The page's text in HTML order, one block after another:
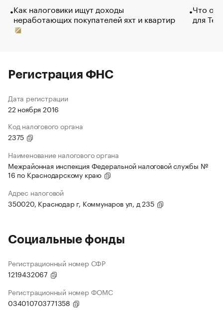
Как налоговики ищут доходы
неработающих покупателей яхт и квартир
Что
для
Регистрация ФНС
Дата регистрации
22 ноября 2016
Код налогового органа
2375
Наименование налогового органа
Межрайонная инспекция Федеральной налоговой службы №
16 по Краснодарскому краю
Адрес налоговой
350020, Краснодар г, Коммунаров ул, д 235
Социальные фонды
Регистрационный номер СФР
1219432067
Регистрационный номер ФОМС
034010703771358